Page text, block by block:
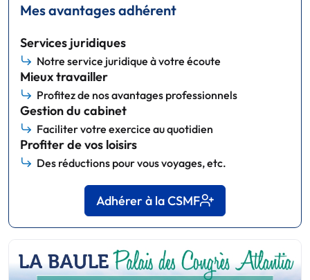
Mes avantages adhérent
Services juridiques
Notre service juridique à votre écoute
Mieux travailler
Profitez de nos avantages professionnels
Gestion du cabinet
Faciliter votre exercice au quotidien
Profiter de vos loisirs
Des réductions pour vous voyages, etc.
Adhérer à la CSMF